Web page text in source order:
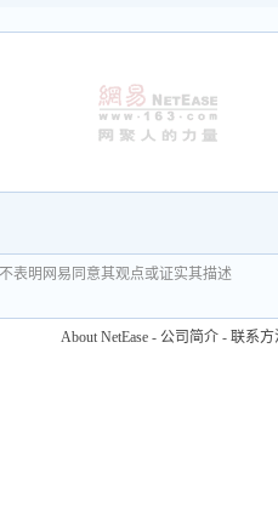
表明网易同意其观点或证实其描述
About NetEase - 公司简介 - 联系方